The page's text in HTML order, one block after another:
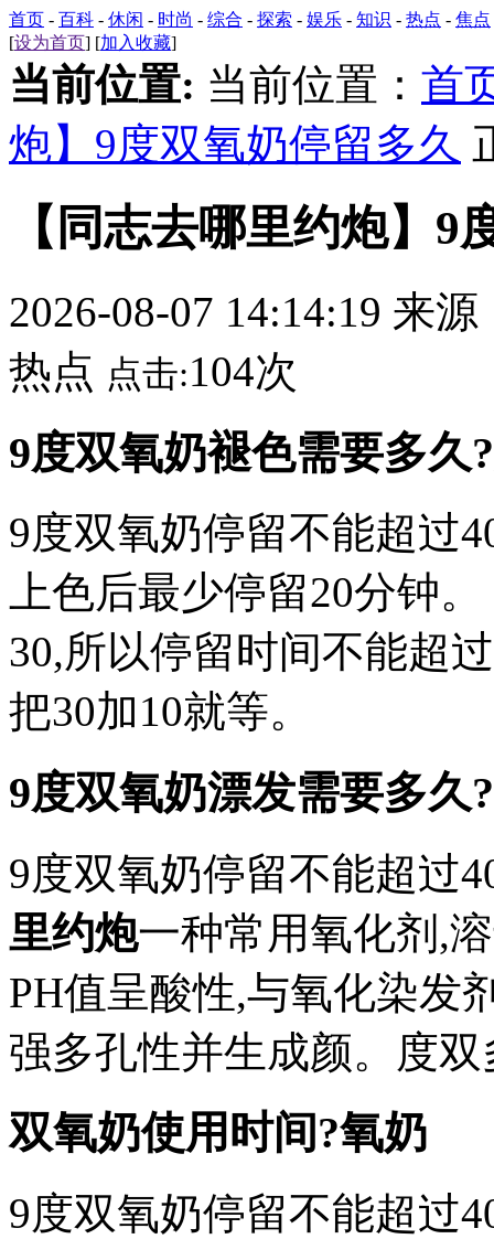
首页 - 百科 - 休闲 - 时尚 - 综合 - 探索 - 娱乐 - 知识 - 热点 - 焦点
[设为首页] [加入收藏]
当前位置: 当前位置： 首
炮】9度双氧奶停留多久
【同志去哪里约炮】9
2026-08-07 14:14:19 来源
热点 点击:104次
9度双氧奶褪色需要多久
9度双氧奶停留不能超过
上色后最少停留20分钟
30,所以停留时间不能超
把30加10就等。
9度双氧奶漂发需要多久
9度双氧奶停留不能超过
里约炮一种常用氧化剂,
PH值呈酸性,与氧化染发
强多孔性并生成颜。度双
双氧奶使用时间?氧奶
9度双氧奶停留不能超过